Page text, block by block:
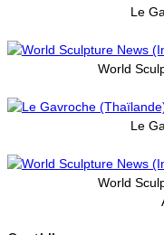
Le
World
Le
World